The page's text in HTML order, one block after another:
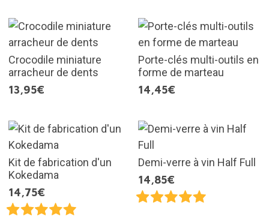
Crocodile miniature
arracheur de dents
13,95€
Porte-clés multi-outils en
forme de marteau
14,45€
Kit de fabrication d'un
Kokedama
14,75€
Demi-verre à vin Half Full
14,85€